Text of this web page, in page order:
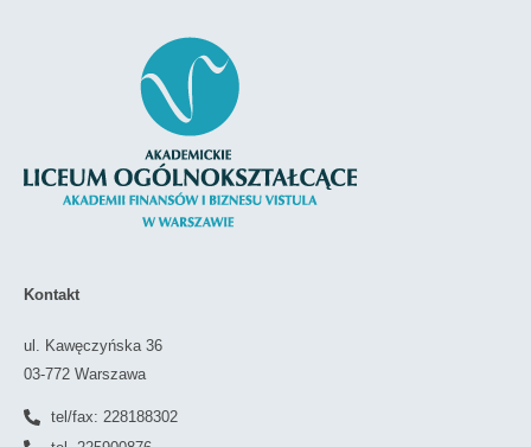
Kontakt
ul. Kawęczyńska 36
03-772 Warszawa
tel/fax: 228188302